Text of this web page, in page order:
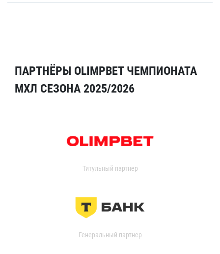
ПАРТНЁРЫ OLIMPBET ЧЕМПИОНАТА
МХЛ СЕЗОНА 2025/2026
Титульный партнер
Генеральный партнер